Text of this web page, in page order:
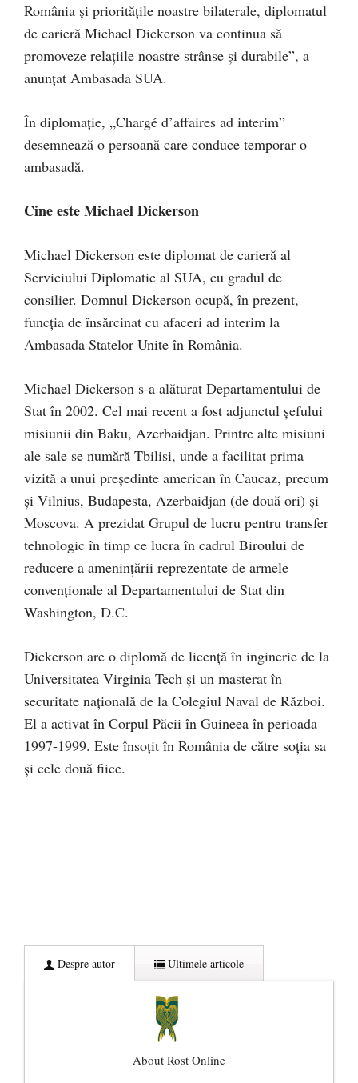
România și prioritățile noastre bilaterale, diplomatul
de carieră Michael Dickerson va continua să
promoveze relațiile noastre strânse și durabile”, a
anunțat Ambasada SUA.
În diplomație, „Chargé d’affaires ad interim”
desemnează o persoană care conduce temporar o
ambasadă.
Cine este Michael Dickerson
Michael Dickerson este diplomat de carieră al
Serviciului Diplomatic al SUA, cu gradul de
consilier. Domnul Dickerson ocupă, în prezent,
funcția de însărcinat cu afaceri ad interim la
Ambasada Statelor Unite în România.
Michael Dickerson s-a alăturat Departamentului de
Stat în 2002. Cel mai recent a fost adjunctul șefului
misiunii din Baku, Azerbaidjan. Printre alte misiuni
ale sale se numără Tbilisi, unde a facilitat prima
vizită a unui președinte american în Caucaz, precum
și Vilnius, Budapesta, Azerbaidjan (de două ori) și
Moscova. A prezidat Grupul de lucru pentru transfer
tehnologic în timp ce lucra în cadrul Biroului de
reducere a amenințării reprezentate de armele
convenționale al Departamentului de Stat din
Washington, D.C.
Dickerson are o diplomă de licență în inginerie de la
Universitatea Virginia Tech și un masterat în
securitate națională de la Colegiul Naval de Război.
El a activat în Corpul Păcii în Guineea în perioada
1997-1999. Este însoțit în România de către soția sa
și cele două fiice.
Despre autor Ultimele articole
About Rost Online